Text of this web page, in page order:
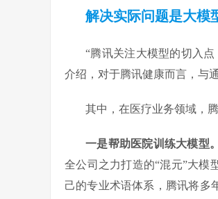
解决实际问题是大模
“腾讯关注大模型的切入
介绍，对于腾讯健康而言，与
其中，在医疗业务领域，
一是帮助医院训练大模型。
全公司之力打造的“混元”大模
己的专业术语体系，腾讯将多